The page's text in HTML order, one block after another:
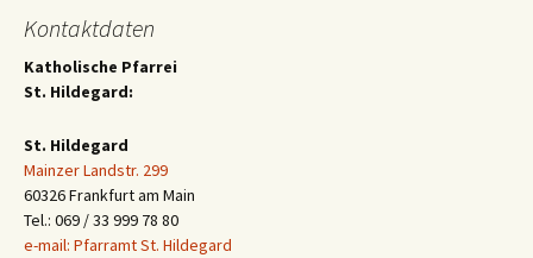
Kontaktdaten
Katholische Pfarrei
St. Hildegard:
St. Hildegard
Mainzer Landstr. 299
60326 Frankfurt am Main
Tel.: 069 / 33 999 78 80
e-mail: Pfarramt St. Hildegard